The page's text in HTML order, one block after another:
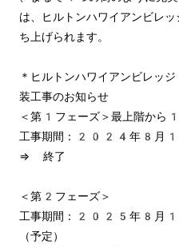
は、ヒルトンハワイアンビレ
ち上げられます。
＊ヒルトンハワイアンビレッ
装工事のお知らせ
＜第1フェーズ＞最上階か
工事期間：2024年8
⇒ 終了
＜第2フェーズ＞
工事期間：2025年8
（予定）